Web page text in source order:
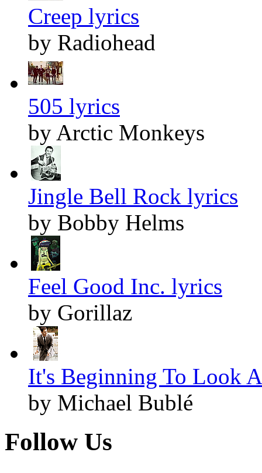
Creep lyrics
by Radiohead
505 lyrics
by Arctic Monkeys
Jingle Bell Rock lyrics
by Bobby Helms
Feel Good Inc. lyrics
by Gorillaz
It's Beginning To Look
by Michael Bublé
Follow Us